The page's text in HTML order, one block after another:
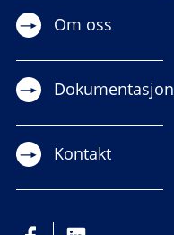
Om oss
Dokumentasjon
Kontakt